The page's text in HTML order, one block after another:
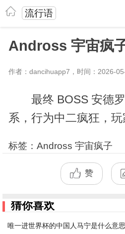
流行语
Andross 宇宙疯
作者：dancihuapp7，时间：2026-
最终 BOSS 安德罗
系，行为中二疯狂，玩
标签：Andross 宇宙疯子
赞
猜你喜欢
唯一进世界杯的中国人马宁是什么意思